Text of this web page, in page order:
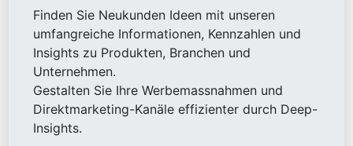
Finden Sie Neukunden Ideen mit unseren
umfangreiche Informationen, Kennzahlen und
Insights zu Produkten, Branchen und
Unternehmen.
Gestalten Sie Ihre Werbemassnahmen und
Direktmarketing-Kanäle effizienter durch Deep-
Insights.